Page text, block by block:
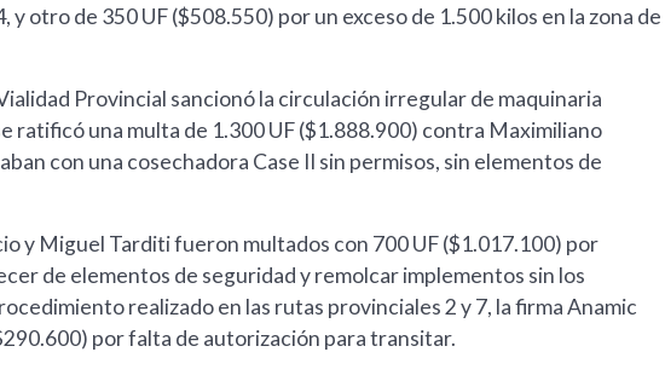
otro de 350 UF ($508.550) por un exceso de 1.500 kilos en la zona de
Provincial sancionó la circulación irregular de maquinaria
ratificó una multa de 1.300 UF ($1.888.900) contra Maximiliano
con una cosechadora Case II sin permisos, sin elementos de
y Miguel Tarditi fueron multados con 700 UF ($1.017.100) por
de elementos de seguridad y remolcar implementos sin los
realizado en las rutas provinciales 2 y 7, la firma Anamic
por falta de autorización para transitar.